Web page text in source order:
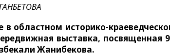
в областном историко-
выставка, посвященная
Жанибекова.